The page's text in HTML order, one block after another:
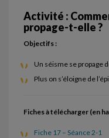
Activité :
propage-t-elle ?
Objectifs :
Un séisme se propage
Plus on s’éloigne de
Fiches à télécharger (en
Fiche 17 – Séance 2-1